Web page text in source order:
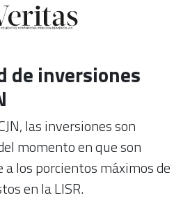
de inversiones
las inversiones son
momento en que son
a los porcientos máximos de
en la LISR.